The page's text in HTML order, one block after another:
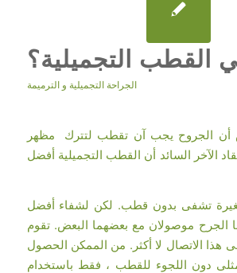
القطب التجميلية؟
الجراحة التجميلية و الترميمة
أن الجروح يجب آن تقطب لتترك مظهر
الآخر السائد أن القطب التجميلية أفضل
تشفى بدون قطب. لكن لشفاء أفضل
موصولان مع بعضهما البعض. تقوم
هذا الاتصال لا أكثر. من الممكن الحصول
دون اللجوء للقطب ، فقط باستخدام